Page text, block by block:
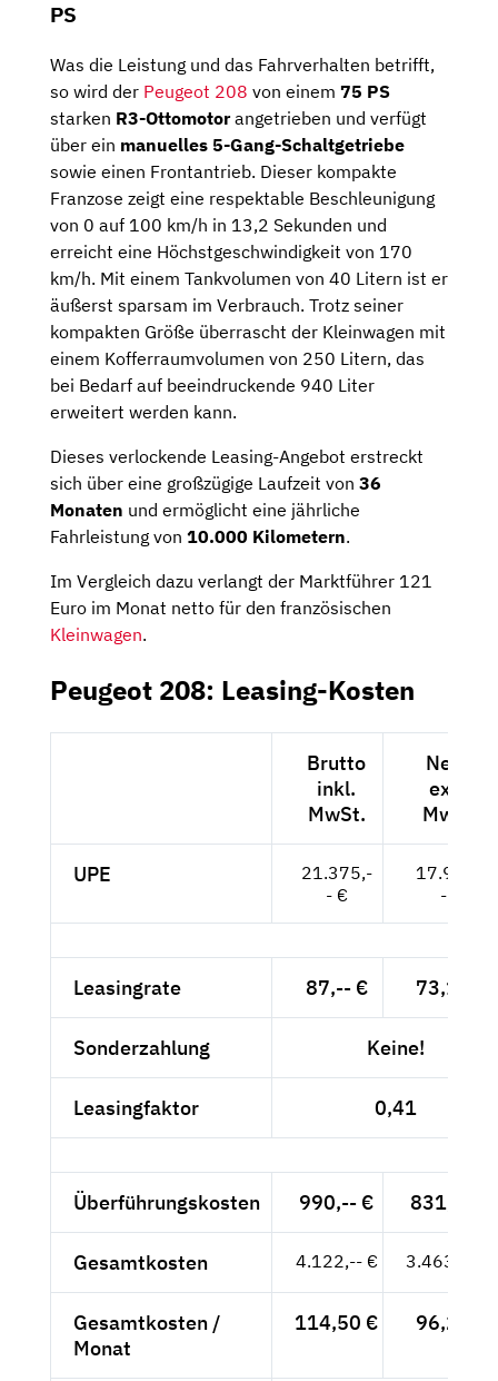
PS
Was die Leistung und das Fahrverhalten betrifft,
so wird der Peugeot 208 von einem 75 PS
starken R3-Ottomotorangetrieben und verfügt
über ein manuelles 5-Gang-Schaltgetriebe
sowie einen Frontantrieb. Dieser kompakte
Franzose zeigt eine respektable Beschleunigung
von 0 auf 100 km/h in 13,2 Sekunden und
erreicht eine Höchstgeschwindigkeit von 170
km/h. Mit einem Tankvolumen von 40 Litern ist er
äußerst sparsam im Verbrauch. Trotz seiner
kompakten Größe überrascht der Kleinwagen mit
einem Kofferraumvolumen von 250 Litern, das
bei Bedarf auf beeindruckende 940 Liter
erweitert werden kann.
Dieses verlockende Leasing-Angebot erstreckt
sich über eine großzügige Laufzeit von 36
Monaten und ermöglicht eine jährliche
Fahrleistung von 10.000 Kilometern.
Im Vergleich dazu verlangt der Marktführer 121
Euro im Monat netto für den französischen
Kleinwagen.
Peugeot 208: Leasing-Kosten
Brutto
inkl.
MwSt.
Netto
exkl.
MwSt.
UPE
21.375,-
- €
17.962,-
- €
Leasingrate 87,-- € 73,11 €
Sonderzahlung Keine!
Leasingfaktor 0,41
Überführungskosten 990,-- € 831,93 €
Gesamtkosten 4.122,-- € 3.463,87 €
Gesamtkosten /
Monat
114,50 € 96,22 €